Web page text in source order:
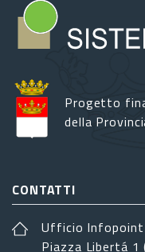
Progetto
della
CONTATTI
Ufficio Infopoint
Piazza Libertá 1